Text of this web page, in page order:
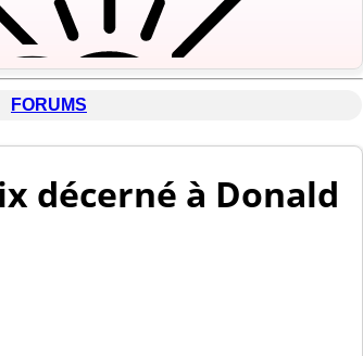
FORUMS
décerné à Donald